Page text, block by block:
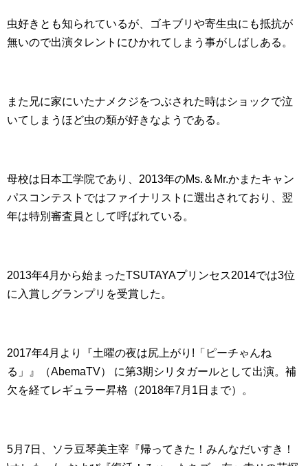
虫好きとも知られているが、ゴキブリや寄生虫にも抵抗が
無いので出演タレントにひかれてしまう事がしばしある。
また兄に家にいたナメクジをつぶされた時はショックで泣
いてしまうほど虫の類が好きなようである。
母校は日本工学院であり、2013年のMs.＆Mr.かまたキャン
パスコンテストではファイナリストに選出されており、翌
年は特別審査員として呼ばれている。
2013年4月から始まったTSUTAYAプリンセス2014では3位
に入賞しグランプリを受賞した。
2017年4月より『土曜の夜は尻上がり!「ピーチゃんね
る」』（AbemaTV） に第3期シリタガールとして出演。補
欠を経てレギュラー昇格（2018年7月1日まで）。
5月7日、ソラ豆琴美主宰『帰ってきた！みんなだいすき！